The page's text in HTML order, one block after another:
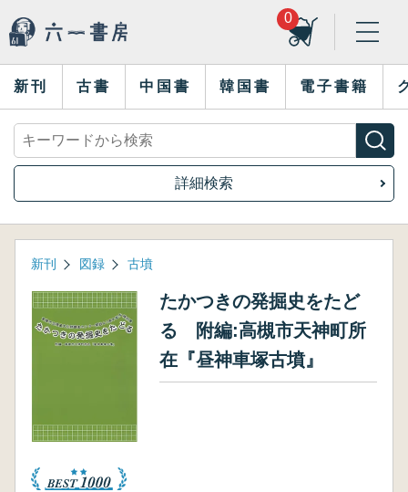
0
新刊 古書 中国書 韓国書 電子書籍
詳細検索
新刊 図録 古墳
たかつきの発掘史をたど
る 附編:高槻市天神町所
在『昼神車塚古墳』